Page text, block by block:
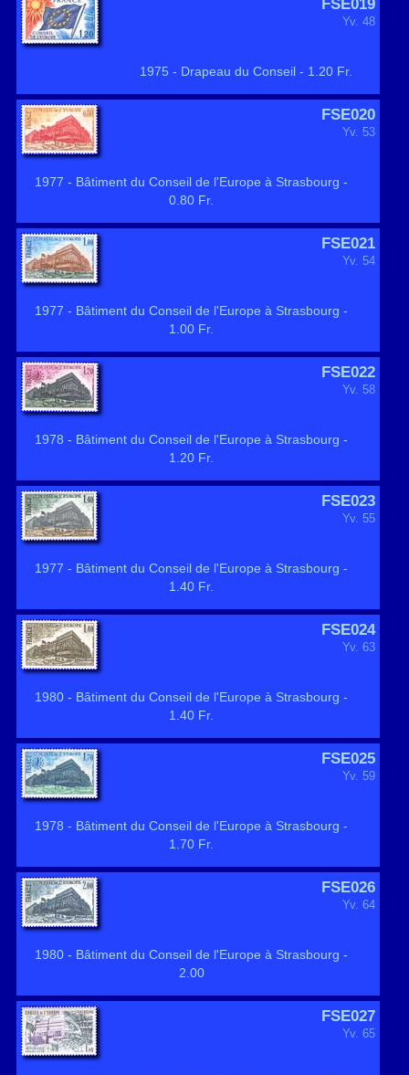
FSE019
Yv. 48
1975 - Drapeau du Conseil - 1.20 Fr.
FSE020
Yv. 53
1977 - Bâtiment du Conseil de l'Europe à Strasbourg -
0.80 Fr.
FSE021
Yv. 54
1977 - Bâtiment du Conseil de l'Europe à Strasbourg -
1.00 Fr.
FSE022
Yv. 58
1978 - Bâtiment du Conseil de l'Europe à Strasbourg -
1.20 Fr.
FSE023
Yv. 55
1977 - Bâtiment du Conseil de l'Europe à Strasbourg -
1.40 Fr.
FSE024
Yv. 63
1980 - Bâtiment du Conseil de l'Europe à Strasbourg -
1.40 Fr.
FSE025
Yv. 59
1978 - Bâtiment du Conseil de l'Europe à Strasbourg -
1.70 Fr.
FSE026
Yv. 64
1980 - Bâtiment du Conseil de l'Europe à Strasbourg -
2.00
FSE027
Yv. 65